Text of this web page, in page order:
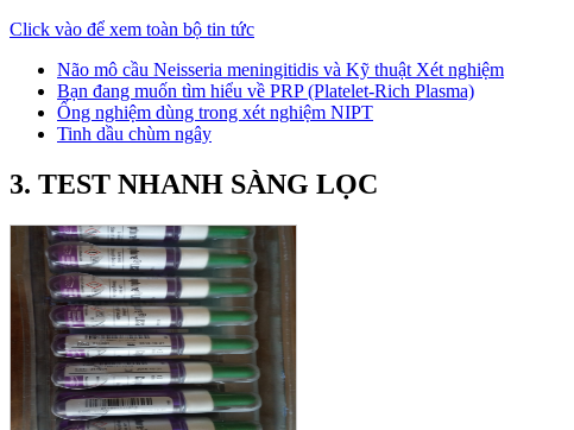
Click vào để xem toàn bộ tin tức
Não mô cầu Neisseria meningitidis và Kỹ thuật Xét nghiệm
Bạn đang muốn tìm hiểu về PRP (Platelet-Rich Plasma)
Ống nghiệm dùng trong xét nghiệm NIPT
Tinh dầu chùm ngây
3. TEST NHANH SÀNG LỌC